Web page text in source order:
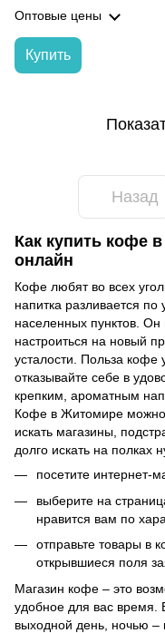
Оптовые цены
Купить
Назад
Как купить кофе
онлайн
Кофе любят во всех
напитка разливается
населенных пунктов.
настроиться на новый
усталости. Польза кофе
отказывайте себе в
крепким, ароматным
Кофе в Житомире можно
искать магазины,
долго искать на полках
посетите интернет-
выберите на
нравится вам по
отправьте товары в
открывшиеся поля
Магазин кофе – это
удобное для вас время.
выходной день, ночью